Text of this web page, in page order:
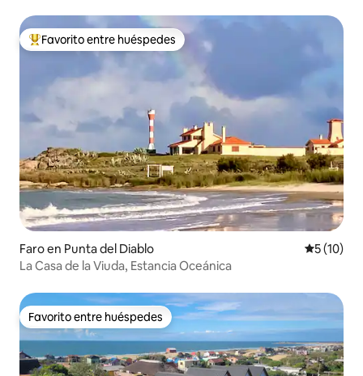
Favorito entre huéspedes preferido
Favorito entre huéspedes
Faro en Punta del Diablo
5 (10)
La Casa de la Viuda, Estancia Oceánica
Favorito entre huéspedes
Favorito entre huéspedes